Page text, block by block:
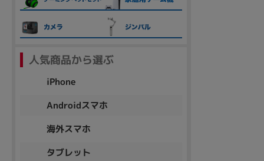
人気商品から選ぶ
iPhone
Androidスマホ
海外スマホ
タブレット
各項目のチェックボックスは「or検索」となります。